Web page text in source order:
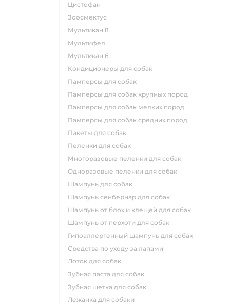
цистофан
зоосмектус
мультикан 8
мультифел
мультикан 6
кондиционеры для собак
памперсы для собак
памперсы для собак крупных пород
памперсы для собак мелких пород
памперсы для собак средних пород
пакеты для собак
пеленки для собак
многоразовые пеленки для собак
одноразовые пеленки для собак
шампунь для собак
шампунь сенбернар для собак
шампунь от блох и клещей для собак
шампунь от перхоти для собак
гипоаллергенный шампунь для собак
средства по уходу за лапами
лоток для собак
зубная паста для собак
зубная щетка для собак
лежанка для собаки